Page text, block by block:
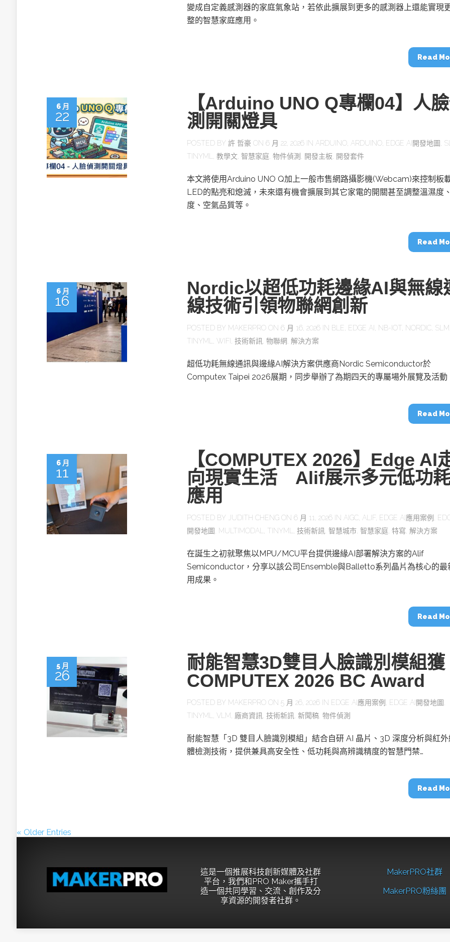
變成自定義感測器的家庭氣象站，若依此擴展到更多的感測器上還能實現
整的智慧家庭應用。
Read
6 月
22
【Arduino UNO Q專欄04】人
測開關燈具
POSTED BY 許 哲豪 ON 6 月 22, 2026 IN ARDUINO ARDUINO EDGE AI開發地圖
TINYML
教學文 智慧家庭 物件偵測 開發主板 開發套件
本文將使用Arduino UNO Q加上一般市售網路攝影機(Webcam)來控制板
LED的點亮和熄滅，未來還有機會擴展到其它家電的開關甚至調整溫濕度
度、空氣品質等。
Read
6 月
16
Nordic以超低功耗邊緣AI與無線
線技術引領物聯網創新
POSTED BY MAKERPRO ON 6 月 16, 2026 IN BLE EDGE AI NB-IOT NORDIC SLM
TINYML
WIFI 技術新訊 物聯網 解決方案
超低功耗無線通訊與邊緣AI解決方案供應商Nordic Semiconductor於
Computex Taipei 2026展期，同步舉辦了為期四天的專屬場外展覽及活動
Read
6 月
11
【COMPUTEX 2026】Edge AI
向現實生活 Alif展示多元低功
應用
POSTED BY JUDITH CHENG ON 6 月 11, 2026 IN AIGC ALIF, EDGE AI應用案例
開發地圖
MULTIMODAL TINYML 技術新訊 智慧城市 智慧家庭 特寫 解決方案
在誕生之初就聚焦以MPU/MCU平台提供邊緣AI部署解決方案的Alif
Semiconductor，分享以該公司Ensemble與Balletto系列晶片為核心的最
用成果。
Read
5 月
26
耐能智慧3D雙目人臉識別模組獲
COMPUTEX 2026 BC Award
POSTED BY MAKERPRO ON 5 月 26, 2026 IN EDGE AI應用案例 EDGE AI開發地圖
TINYML
VLM 廠商資訊 技術新訊 新聞稿 物件偵測
耐能智慧「3D 雙目人臉識別模組」結合自研 AI 晶片、3D 深度分析與紅
體檢測技術，提供兼具高安全性、低功耗與高辨識精度的智慧門禁…
Read
« Older Entries
這是一個推展科技創新媒體及社群
平台，我們和PRO Maker攜手打
造一個共同學習、交流、創作及分
享資源的開發者社群。
MakerPRO社群
MakerPRO粉絲團